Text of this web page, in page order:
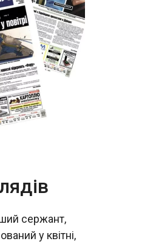
сержант,
у квітні,